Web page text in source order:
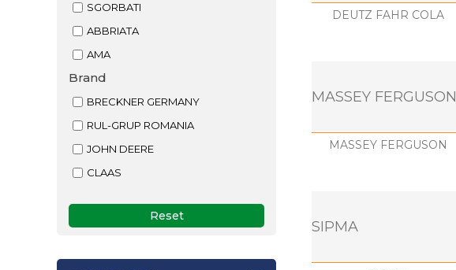
SGORBATI
ABBRIATA
AMA
Brand
BRECKNER GERMANY
RUL-GRUP ROMANIA
JOHN DEERE
CLAAS
Reset
DEUTZ FAHR COLA
MASSEY FERGUSON
MASSEY FERGUSON
SIPMA